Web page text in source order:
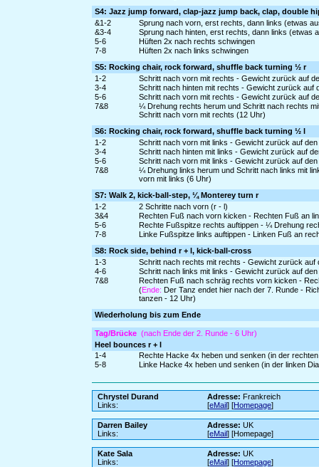
S4: Jazz jump forward, clap-jazz jump back, clap, double
&1-2
Sprung nach vorn, erst rechts, dann links (etwas
&3-4
Sprung nach hinten, erst rechts, dann links (etwas
5-6
Hüften 2x nach rechts schwingen
7-8
Hüften 2x nach links schwingen
S5: Rocking chair, rock forward, shuffle back turning ½ r
1-2
Schritt nach vorn mit rechts - Gewicht zurück auf
3-4
Schritt nach hinten mit rechts - Gewicht zurück auf
5-6
Schritt nach vorn mit rechts - Gewicht zurück auf
7&8
¼ Drehung rechts herum und Schritt nach rechts
Schritt nach vorn mit rechts (12 Uhr)
S6: Rocking chair, rock forward, shuffle back turning ½ l
1-2
Schritt nach vorn mit links - Gewicht zurück auf
3-4
Schritt nach hinten mit links - Gewicht zurück auf
5-6
Schritt nach vorn mit links - Gewicht zurück auf
7&8
¼ Drehung links herum und Schritt nach links mit
vorn mit links (6 Uhr)
S7: Walk 2, kick-ball-step, ¼ Monterey turn r
1-2
2 Schritte nach vorn (r - l)
3&4
Rechten Fuß nach vorn kicken - Rechten Fuß an
5-6
Rechte Fußspitze rechts auftippen - ¼ Drehung
7-8
Linke Fußspitze links auftippen - Linken Fuß an
S8: Rock side, behind r + l, kick-ball-cross
1-3
Schritt nach rechts mit rechts - Gewicht zurück
4-6
Schritt nach links mit links - Gewicht zurück auf
7&8
Rechten Fuß nach schräg rechts vorn kicken -
(Ende: Der Tanz endet hier nach der 7. Runde -
tanzen - 12 Uhr)
Wiederholung bis zum Ende
Tag/Brücke (nach Ende der 2. Runde - 6 Uhr)
Heel bounces r + l
1-4
Rechte Hacke 4x heben und senken (in der
5-8
Linke Hacke 4x heben und senken (in der linken
Chrystel Durand Adresse: Frankreich
Links:
[eMail] [Homepage]
Darren Bailey Adresse: UK
Links:
[eMail] [Homepage]
Kate Sala Adresse: UK
Links:
[eMail] [Homepage]